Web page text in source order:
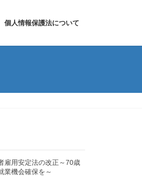
個人情報保護法について
雇用安定法の改正～70歳
業機会確保を～